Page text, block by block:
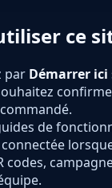
ce
par Démarrer ici
de
connectée
codes,